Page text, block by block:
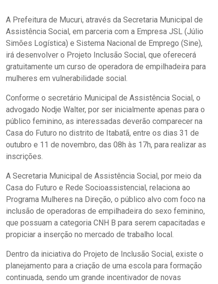
A Prefeitura de Mucuri, através da Secretaria Municipal de
Assistência Social, em parceria com a Empresa JSL (Júlio
Simões Logística) e Sistema Nacional de Emprego (Sine),
irá desenvolver o Projeto Inclusão Social, que oferecerá
gratuitamente um curso de operadora de empilhadeira para
mulheres em vulnerabilidade social.
Conforme o secretário Municipal de Assistência Social, o
advogado Nodje Walter, por ser inicialmente apenas para o
público feminino, as interessadas deverão comparecer na
Casa do Futuro no distrito de Itabatã, entre os dias 31 de
outubro e 11 de novembro, das 08h às 17h, para realizar as
inscrições.
A Secretaria Municipal de Assistência Social, por meio da
Casa do Futuro e Rede Socioassistencial, relaciona ao
Programa Mulheres na Direção, o público alvo com foco na
inclusão de operadoras de empilhadeira do sexo feminino,
que possuam a categoria CNH B para serem capacitadas e
propiciar a inserção no mercado de trabalho local.
Dentro da iniciativa do Projeto de Inclusão Social, existe o
planejamento para a criação de uma escola para formação
continuada, sendo um grande incentivador de novas